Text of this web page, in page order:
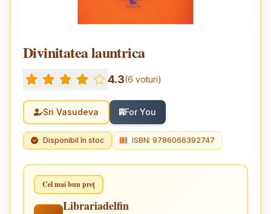
Divinitatea launtrica
4.3(6 voturi)
Sri Vasudeva For You
Disponibil în stoc ISBN: 9786066392747
Cel mai bun preț
Librariadelfin